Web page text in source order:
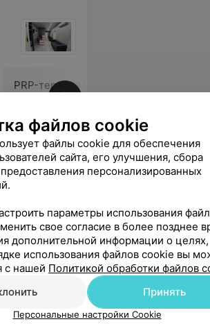
PRP-терапия ВСТ-НА-3
575,68 руб.
увлажненной, ровной, и прошли высыпания. Еще
файлов cookie
файлы cookie для обеспечения
сайта, его улучшения, сбора
персонализированных
параметры использования
свое согласие в более позднее
дополнительной информации о целях,
использования файлов cookie вы
с нашей Политикой обработки файлов
Принять
Персональные настройки Cookie